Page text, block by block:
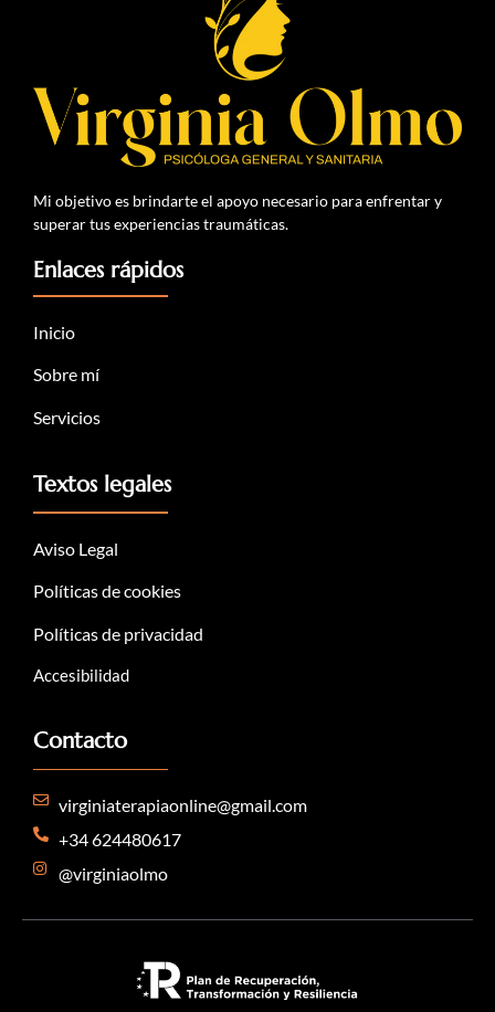
Mi objetivo es brindarte el apoyo necesario para enfrentar y
superar tus experiencias traumáticas.
Enlaces rápidos
Inicio
Sobre mí
Servicios
Textos legales
Aviso Legal
Políticas de cookies
Políticas de privacidad
Accesibilidad
Contacto
virginiaterapiaonline@gmail.com
+34 624480617
@virginiaolmo